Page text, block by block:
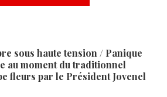
sous haute tension / Panique
au moment du traditionnel
fleurs par le Président Jovenel